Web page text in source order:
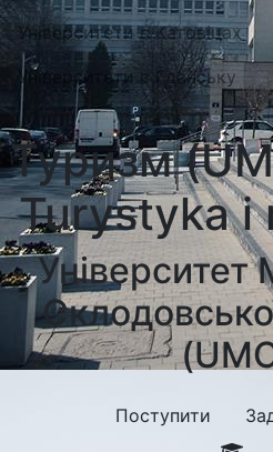
Університети в Катовіцах
Університети в Гданську
Туризм
Turystyka i
Університет
Поступити